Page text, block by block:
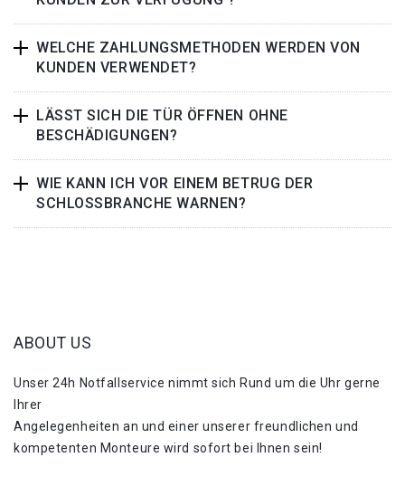
WELCHE ZAHLUNGSMETHODEN WERDEN VON
KUNDEN VERWENDET?
LÄSST SICH DIE TÜR ÖFFNEN OHNE
BESCHÄDIGUNGEN?
WIE KANN ICH VOR EINEM BETRUG DER
SCHLOSSBRANCHE WARNEN?
ABOUT US
Unser 24h Notfallservice nimmt sich Rund um die Uhr gerne
Ihrer
Angelegenheiten an und einer unserer freundlichen und
kompetenten Monteure wird sofort bei Ihnen sein!